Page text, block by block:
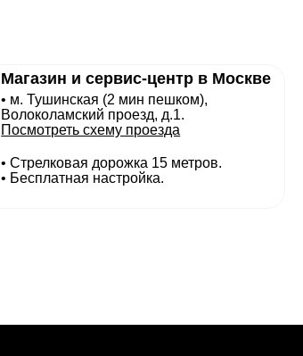
Магазин и сервис-центр в Москве
• м. Тушинская (2 мин пешком),
Волоколамский проезд, д.1.
Посмотреть схему проезда
• Cтрелковая дорожка 15 метров.
• Бесплатная настройка.